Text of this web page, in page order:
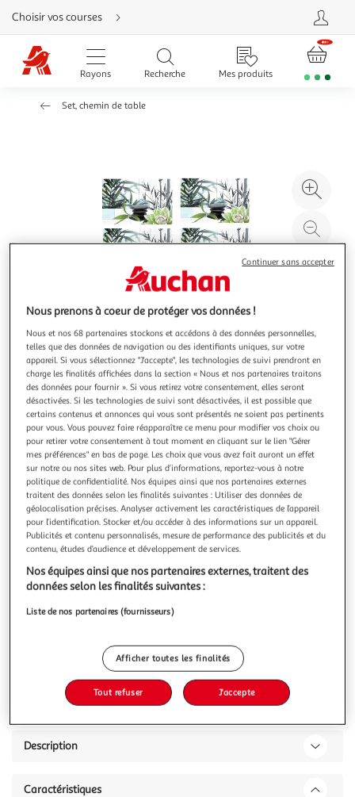
Aller
directement
au
contenu
Aller
directement
Aller
Choisir vos courses
Rayons Recherche Mes produits
Set, chemin de table
à
Illustration
précédente
Illustration
suivante
TOILINUX
Lot de 6 sets de table nenu - 28 x 43 cm - vert
Transformez chaque repas en une expérience raffinée avec
notre lot de sets de table conçus pour ajouter une touche
de sophistication à votre table. Chaque ensemble est
fabriqué avec une attention particulière aux détails, alliant
style et praticité pour créer une atmosphère chaleureuse à
chaque repa
En savoir +
Vendu parToilinux
Livr. ou retrait dès 5/6 jours
Plus d'options
Vendu par Toilinux
Ajouter à une liste
Description
Caractéristiques
Nous prenons à coeur de protéger vos données !
Nous et nos 68 partenaires stockons et accédons à des données personnelles,
telles que des données de navigation ou des identifiants uniques, sur votre
appareil. Si vous sélectionnez "J'accepte", les technologies de suivi prendront en
charge les finalités affichées dans la section « Nous et nos partenaires traitons
des données pour fournir ». Si vous retirez votre consentement, elles seront
désactivées. Si les technologies de suivi sont désactivées, il est possible que
certains contenus et annonces qui vous sont présentés ne soient pas pertinents
pour vous. Vous pouvez faire réapparaître ce menu pour modifier vos choix ou
pour retirer votre consentement à tout moment en cliquant sur le lien "Gérer
mes préférences" en bas de page. Les choix que vous avez fait auront un effet
sur notre ou nos sites web. Pour plus d’informations, reportez-vous à notre
politique de confidentialité. Nos équipes ainsi que nos partenaires externes
traitent des données selon les finalités suivantes : Utiliser des données de
géolocalisation précises. Analyser activement les caractéristiques de l’appareil
pour l’identification. Stocker et/ou accéder à des informations sur un appareil.
Publicités et contenu personnalisés, mesure de performance des publicités et du
contenu, études d’audience et développement de services.
Nos équipes ainsi que nos partenaires externes, traitent des
données selon les finalités suivantes :
Liste de nos partenaires (fournisseurs)
Afficher toutes les finalités
Tout refuser J'accepte
Continuer sans accepter